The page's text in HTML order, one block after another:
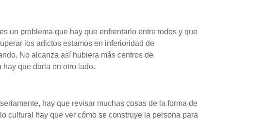
un problema que hay que enfrentarlo entre todos y que
los adictos estamos en inferioridad de
No alcanza así hubiera más centros de
que darla en otro lado.
hay que revisar muchas cosas de la forma de
cultural hay que ver cómo se construye la persona para